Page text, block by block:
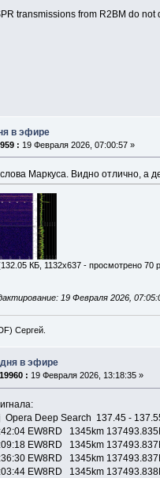
transmissions from R2BM do
в эфире
: 19 Февраля 2026, 07:00:57 »
Маркуса. Видно отлично, а
КБ, 1132x637 - просмотрено 70
19 Февраля 2026,
Сергей.
в эфире
: 19 Февраля 2026, 13:18:35 »
Opera Deep Search 137.45 -
EW8RD 1345km
EW8RD 1345km
EW8RD 1345km
EW8RD 1345km